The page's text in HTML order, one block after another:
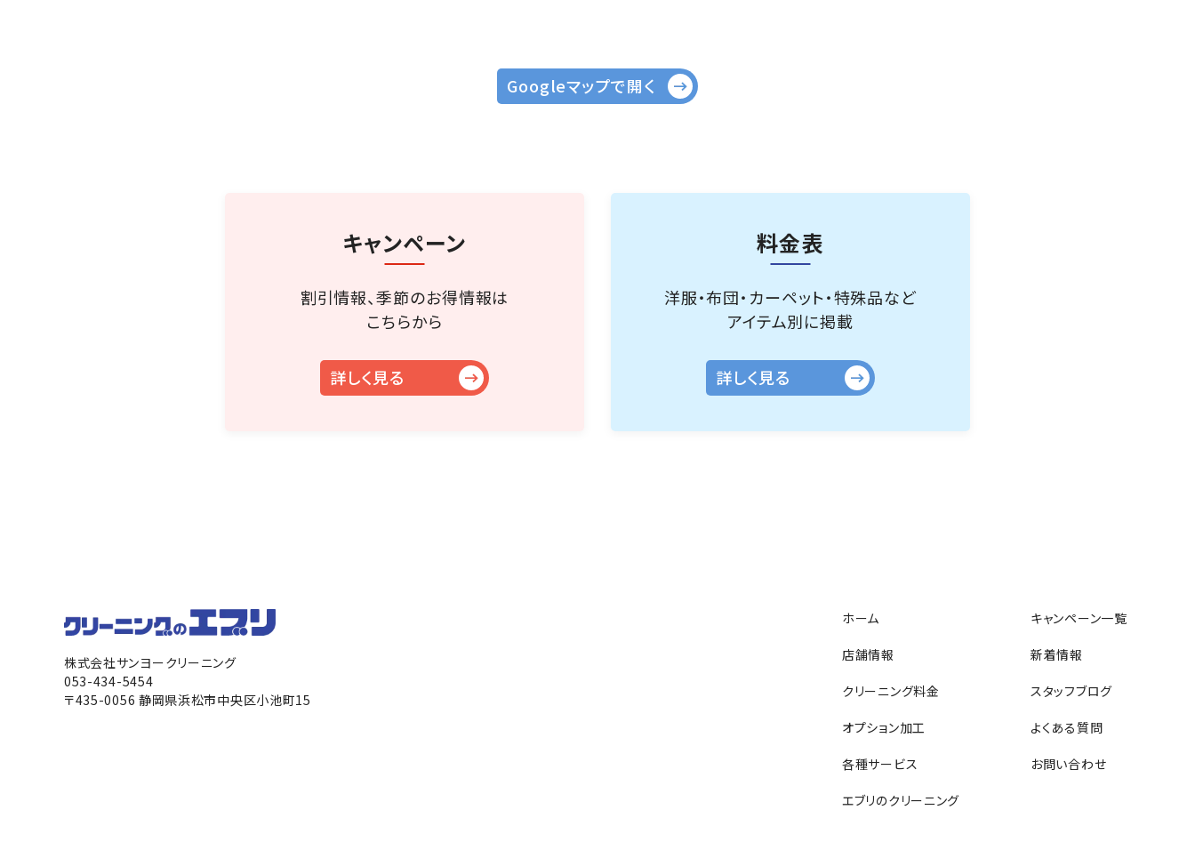
Googleマップで開く
キャンペーン
割引情報、季節のお得情報は
こちらから
詳しく見る
料金表
洋服・布団・カーペット・特殊品など
アイテム別に掲載
詳しく見る
株式会社サンヨークリーニング
053-434-5454
〒435-0056 静岡県浜松市中央区小池町15
ホーム
店舗情報
クリーニング料金
オプション加工
各種サービス
エブリのクリーニング
キャンペーン一覧
新着情報
スタッフブログ
よくある質問
お問い合わせ